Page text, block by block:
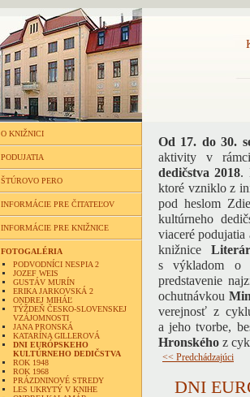
O KNIŽNICI
PODUJATIA
ŠTÚROVO PERO
INFORMÁCIE PRE ČITATEĽOV
INFORMÁCIE PRE KNIŽNICE
FOTOGALÉRIA
PODVODNÍCI NESPIA 2
JOZEF WEIS
GUSTÁV MURÍN
ERIKA JARKOVSKÁ 2
ONDREJ MIHÁĽ
TÝŽDEŇ ČESKO-SLOVENSKEJ
VZÁJOMNOSTI
JANA PRONSKÁ
KATARÍNA GILLEROVÁ
DNI EURÓPSKEHO
KULTÚRNEHO DEDIČSTVA
ROK 1948
ROK 1968
PRÁZDNINOVÉ STREDY
LES UKRYTÝ V KNIHE
Od 17. do 30.
aktivity v
dedičstva 2018.
ktoré vzniklo z
pod heslom
kultúrneho
viaceré
knižnice
s výkladom o
predstavenie
ochutnávkou
verejnosť z
a jeho tvorbe,
Hronského z
<< Predchádzajúci
DNI